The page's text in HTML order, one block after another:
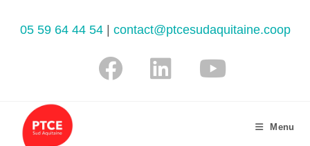
05 59 64 44 54| contact@ptcesudaquitaine.coop
Menu